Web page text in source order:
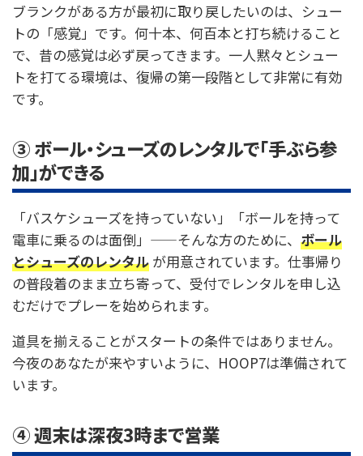
ブランクがある方が最初に取り戻したいのは、シュー
トの「感覚」です。何十本、何百本と打ち続けること
で、昔の感覚は必ず戻ってきます。一人黙々とシュー
トを打てる環境は、復帰の第一段階として非常に有効
です。
③ ボール・シューズのレンタルで「手ぶら参
加」ができる
「バスケシューズを持っていない」「ボールを持って
電車に乗るのは面倒」——そんな方のために、 ボール
とシューズのレンタル が用意されています。仕事帰り
の普段着のまま立ち寄って、受付でレンタルを申し込
むだけでプレーを始められます。
道具を揃えることがスタートの条件ではありません。
今夜のあなたが来やすいように、HOOP7は準備されて
います。
④ 週末は深夜3時まで営業